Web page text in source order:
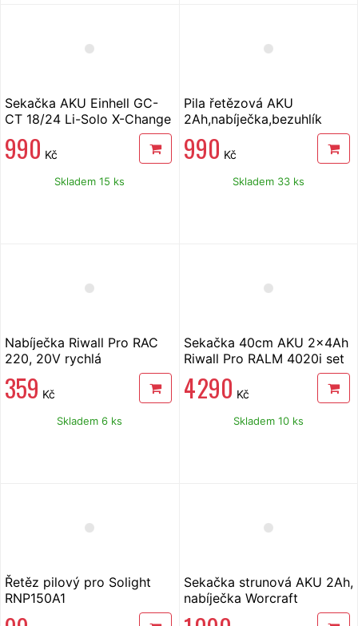
Sekačka AKU Einhell GC-
CT 18/24 Li-Solo X-Change
990 Kč
Skladem 15 ks
Pila řetězová AKU
2Ah,nabíječka,bezuhlík
990 Kč
Skladem 33 ks
Nabíječka Riwall Pro RAC
220, 20V rychlá
359 Kč
Skladem 6 ks
Sekačka 40cm AKU 2x4Ah
Riwall Pro RALM 4020i set
4 290 Kč
Skladem 10 ks
Řetěz pilový pro Solight
RNP150A1
Sekačka strunová AKU 2Ah,
nabíječka Worcraft